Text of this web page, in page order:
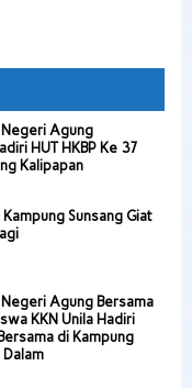
Agung
HUT HKBP Ke 37
Kalipapan
Kampung Sunsang Giat
Agung Bersama
KKN Unila Hadiri
di Kampung
Dalam